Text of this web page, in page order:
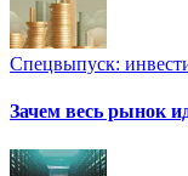
Спецвыпуск:
Зачем весь рынок